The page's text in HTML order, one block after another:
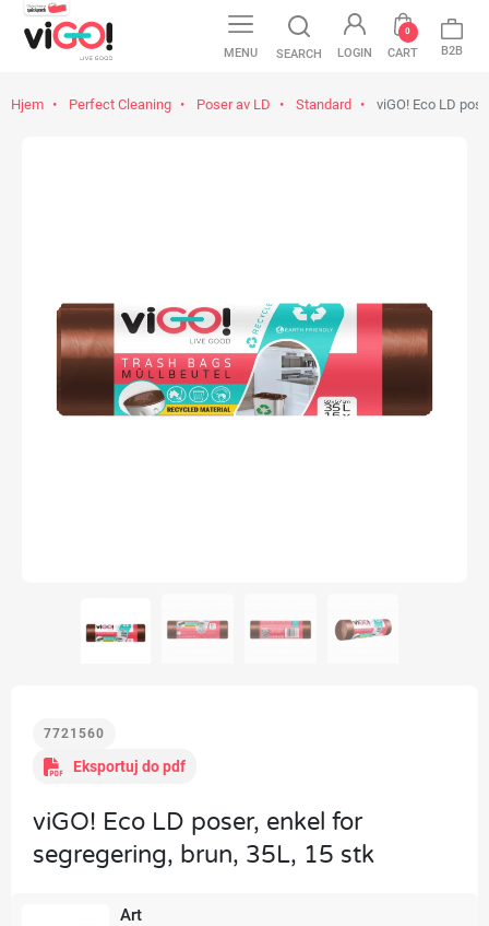
MENU SEARCH LOGIN CART
0
B2B
Hjem Perfect Cleaning Poser av LD Standard viGO! Eco LD
7721560
Eksportuj do pdf
viGO! Eco LD poser, enkel for
segregering, brun, 35L, 15 stk
Art